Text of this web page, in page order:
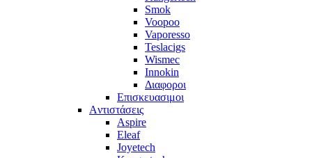
Smok
Voopoo
Vaporesso
Teslacigs
Wismec
Innokin
Διαφοροι
Επισκευασιμοι
Aντιστάσεις
Aspire
Eleaf
Joyetech